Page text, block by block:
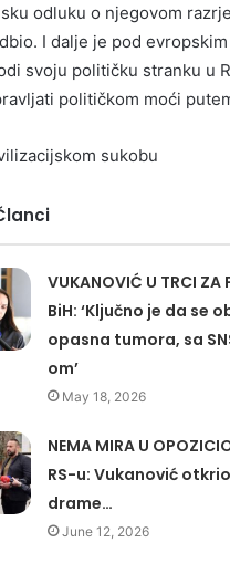
odluku o njegovom
I dalje je pod
svoju političku stranku u
političkom moći
sukobu
VUKANOVIĆ U TRCI ZA
BiH: ‘Ključno je da se
opasna tumora, sa
om’
May 18, 2026
NEMA MIRA U
RS-u: Vukanović
drame…
June 12, 2026